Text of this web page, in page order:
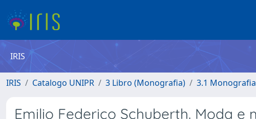
IRIS
IRIS Catalogo UNIPR 3 Libro (Monografia) 3.1
Emilio Federico Schuberth. Moda e